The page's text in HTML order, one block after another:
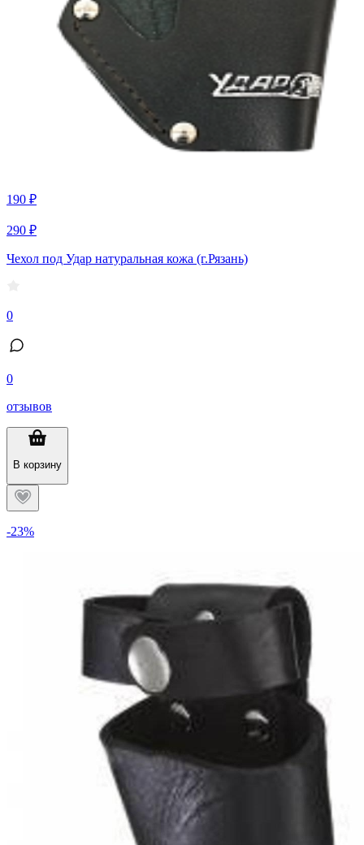
190 ₽
290 ₽
Чехол под Удар натуральная кожа (г.Рязань)
0
0
отзывов
В корзину
-23%